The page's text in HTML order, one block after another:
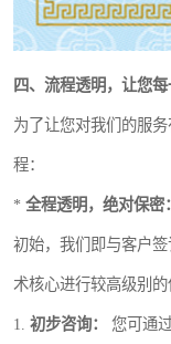
四、流程透明，让您
为了让您对我们的服
程：
* 全程透明，绝对保密：
初始，我们即与客户
术核心进行较高级别的
1. 初步咨询： 您可通